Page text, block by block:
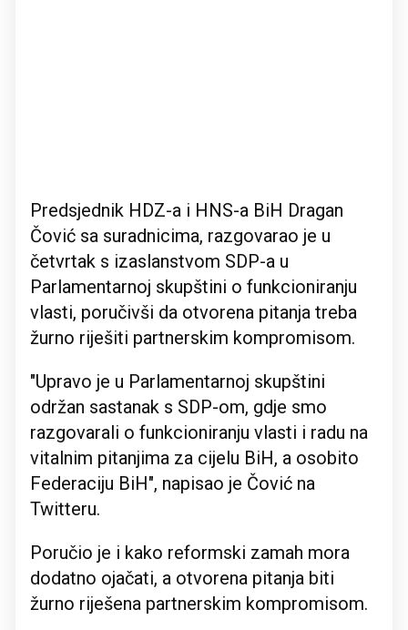
Predsjednik HDZ-a i HNS-a BiH Dragan
Čović sa suradnicima, razgovarao je u
četvrtak s izaslanstvom SDP-a u
Parlamentarnoj skupštini o funkcioniranju
vlasti, poručivši da otvorena pitanja treba
žurno riješiti partnerskim kompromisom.
"Upravo je u Parlamentarnoj skupštini
održan sastanak s SDP-om, gdje smo
razgovarali o funkcioniranju vlasti i radu na
vitalnim pitanjima za cijelu BiH, a osobito
Federaciju BiH", napisao je Čović na
Twitteru.
Poručio je i kako reformski zamah mora
dodatno ojačati, a otvorena pitanja biti
žurno riješena partnerskim kompromisom.